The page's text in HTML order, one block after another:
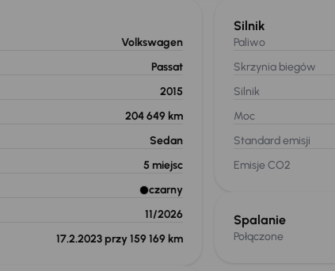
Volkswagen
Passat
2015
204 649 km
Sedan
5 miejsc
czarny
11/2026
17.2.2023 przy 159 169 km
Silnik
Paliwo
Skrzynia biegów
Silnik
Moc
Standard emisji
Emisje CO2
Spalanie
Połączone